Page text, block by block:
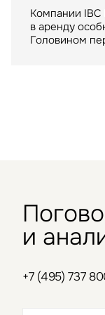
Компании IBC
в аренду
Головином
Компания IBC
и
+7 (495) 737